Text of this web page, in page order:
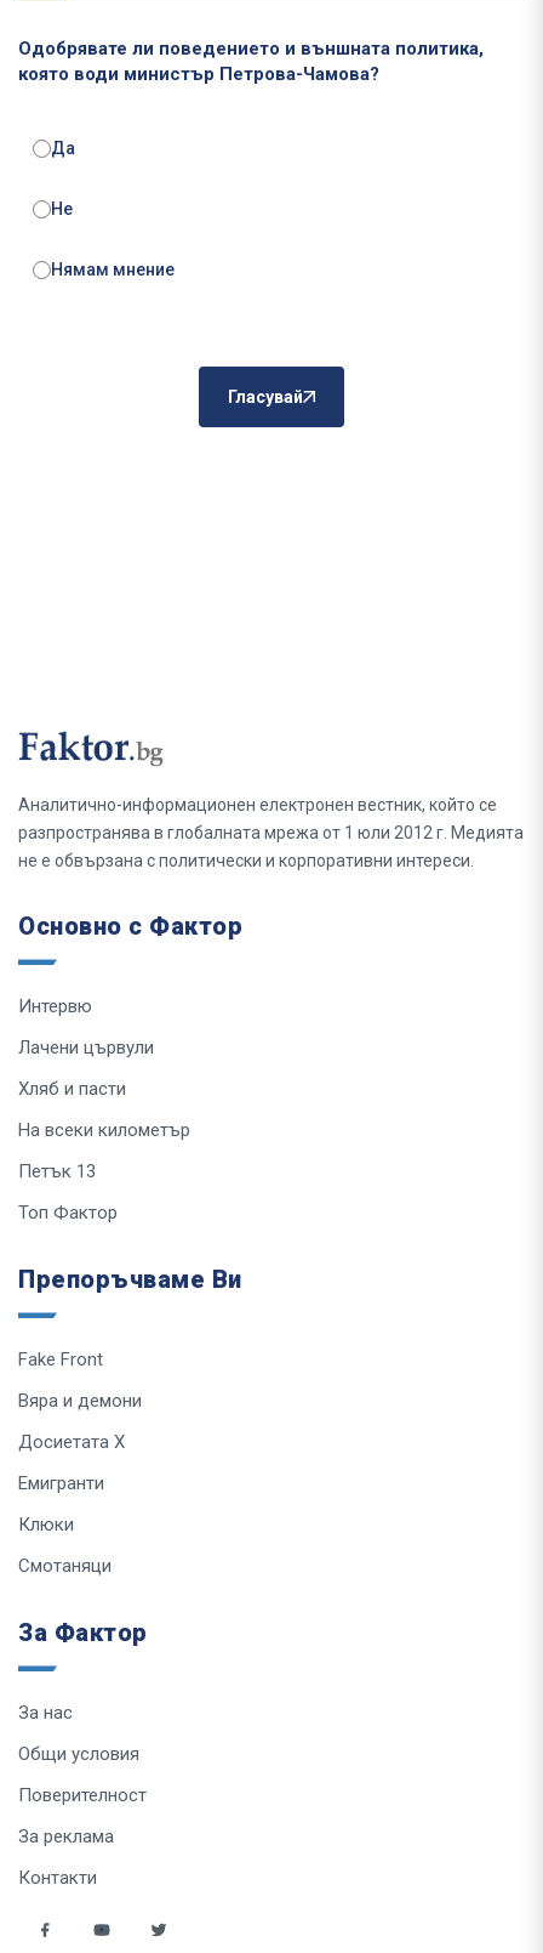
Одобрявате ли поведението и външната политика,
която води министър Петрова-Чамова?
Да
Не
Нямам мнение
Гласувай
Аналитично-информационен електронен вестник, който се
разпространява в глобалната мрежа от 1 юли 2012 г. Медията
не е обвързана с политически и корпоративни интереси.
Основно с Фактор
Интервю
Лачени цървули
Хляб и пасти
На всеки километър
Петък 13
Топ Фактор
Препоръчваме Ви
Fake Front
Вяра и демони
Досиетата Х
Емигранти
Клюки
Смотаняци
За Фактор
За нас
Общи условия
Поверителност
За реклама
Контакти